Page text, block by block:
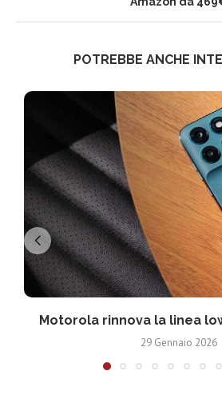
POTREBBE ANCHE
Motorola rinnova la linea
29 Gennaio 2026